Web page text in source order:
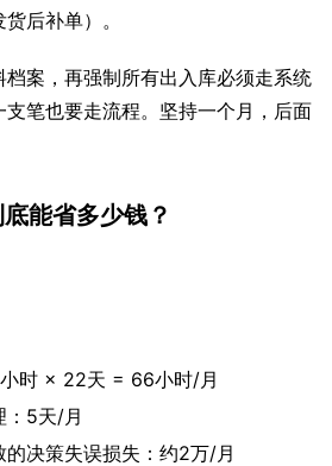
后补单）。
案，再强制所有出入库必须走系统
笔也要走流程。坚持一个月，后面
能省多少钱？
时 × 22天 = 66小时/月
：5天/月
的决策失误损失：约2万/月